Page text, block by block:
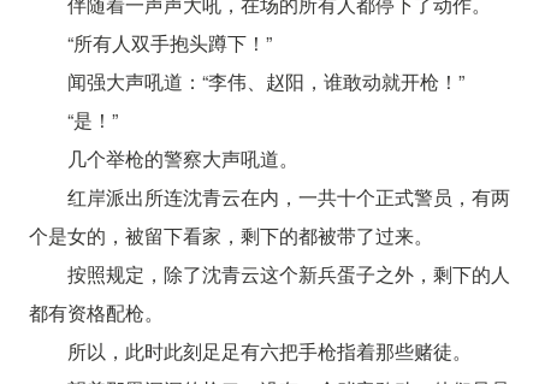
“所有人双手抱头蹲下！”
闻强大声吼道：“李伟、赵阳，谁敢动就开枪！”
“是！”
几个举枪的警察大声吼道。
红岸派出所连沈青云在内，一共十个正式警员，有两
个是女的，被留下看家，剩下的都被带了过来。
按照规定，除了沈青云这个新兵蛋子之外，剩下的人
都有资格配枪。
所以，此时此刻足足有六把手枪指着那些赌徒。